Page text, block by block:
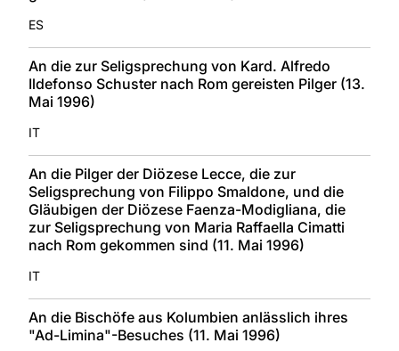
ES
An die zur Seligsprechung von Kard. Alfredo
Ildefonso Schuster nach Rom gereisten Pilger (13.
Mai 1996)
IT
An die Pilger der Diözese Lecce, die zur
Seligsprechung von Filippo Smaldone, und die
Gläubigen der Diözese Faenza-Modigliana, die
zur Seligsprechung von Maria Raffaella Cimatti
nach Rom gekommen sind (11. Mai 1996)
IT
An die Bischöfe aus Kolumbien anlässlich ihres
"Ad-Limina"-Besuches (11. Mai 1996)